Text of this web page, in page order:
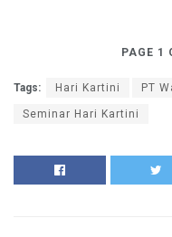
PAGE 1
Tags: Hari Kartini PT
Seminar Hari Kartini